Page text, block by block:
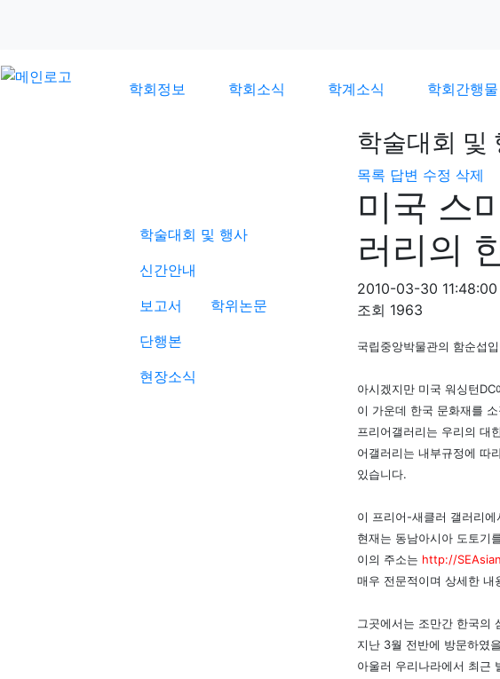
학회정보 학회소식 학계소식 학회간행물
학술대회 및 행사
신간안내
보고서
학위논문
단행본
현장소식
학술대회 및
목록 답변 수정 삭제
미국 스
러리의
2010-03-30 11:48:00
조회 1963
국립중앙박물관의 함순섭
아시겠지만 미국 워싱턴
이 가운데 한국 문화재를
프리어갤러리는 우리의 대
어갤러리는 내부규정에 따
있습니다.
이 프리어-새클러 갤러리
현재는 동남아시아 도토기
이의 주소는 http://
매우 전문적이며 상세한 내
그곳에서는 조만간 한국의
지난 3월 전반에 방문하였
아울러 우리나라에서 최근